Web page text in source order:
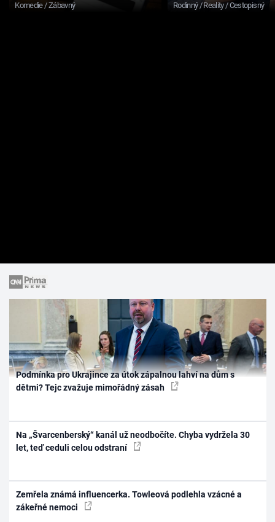
Komedie / Zábavný Rodinný / Reality / Cestopisný
Podmínka pro Ukrajince za útok zápalnou lahví na dům s
dětmi? Tejc zvažuje mimořádný zásah
Na „Švarcenberský“ kanál už neodbočíte. Chyba vydržela 30
let, teď ceduli celou odstraní
Zemřela známá influencerka. Towleová podlehla vzácné a
zákeřné nemoci